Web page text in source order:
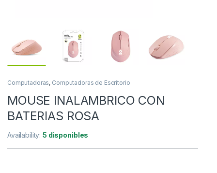
Computadoras, Computadoras de Escritorio
MOUSE INALAMBRICO CON
BATERIAS ROSA
Availability:5 disponibles